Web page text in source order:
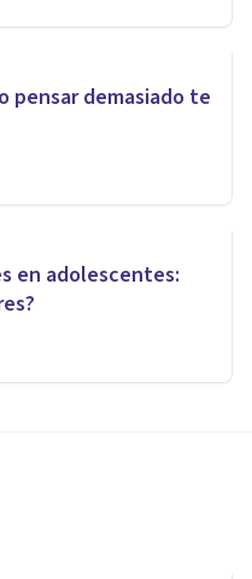
pensar demasiado te
en adolescentes: